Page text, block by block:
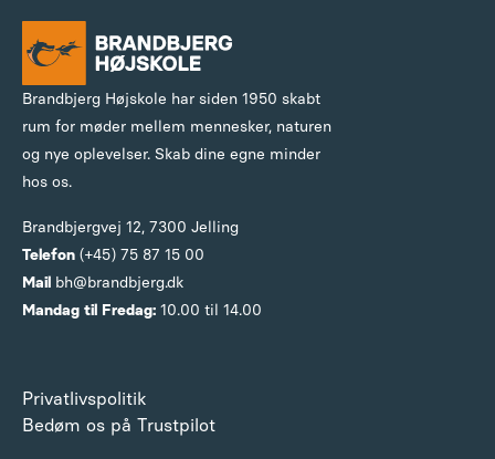
Brandbjerg Højskole har siden 1950 skabt
rum for møder mellem mennesker, naturen
og nye oplevelser. Skab dine egne minder
hos os.
Brandbjergvej 12, 7300 Jelling
Telefon (+45) 75 87 15 00
Mail bh@brandbjerg.dk
Mandag til Fredag: 10.00 til 14.00
Privatlivspolitik
Bedøm os på Trustpilot